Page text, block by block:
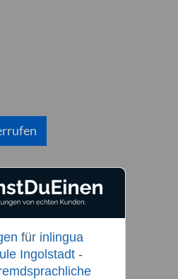
für inlingua
Ingolstadt -